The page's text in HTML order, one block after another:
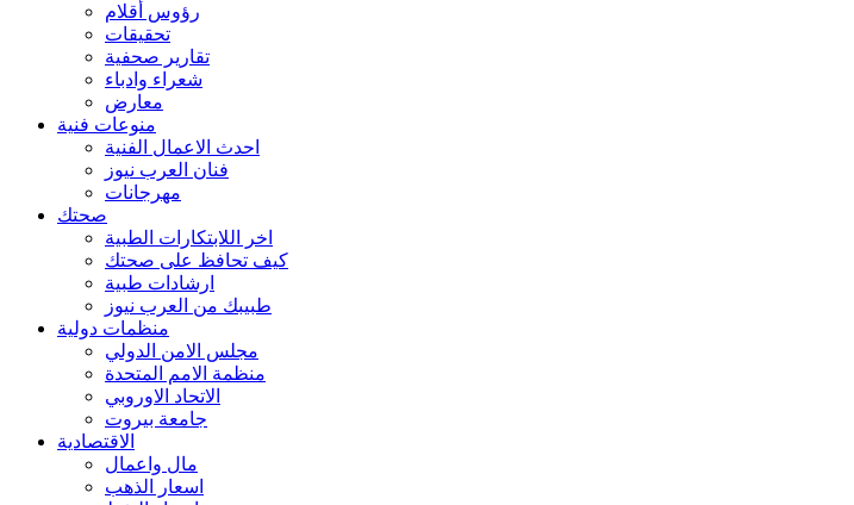
رؤوس أقلام
تحقيقات
تقارير صحفية
شعراء وادباء
معارض
منوعات فنية
احدث الاعمال الفنية
فنان العرب نيوز
مهرجانات
صحتك
اخر اللابتكارات الطبية
كيف تحافظ على صحتك
ارشادات طبية
طبيبك من العرب نيوز
منظمات دولية
مجلس الامن الدولي
منظمة الامم المتحدة
الاتحاد الاوروبي
جامعة بيروت
الاقتصادية
مال واعمال
اسعار الذهب